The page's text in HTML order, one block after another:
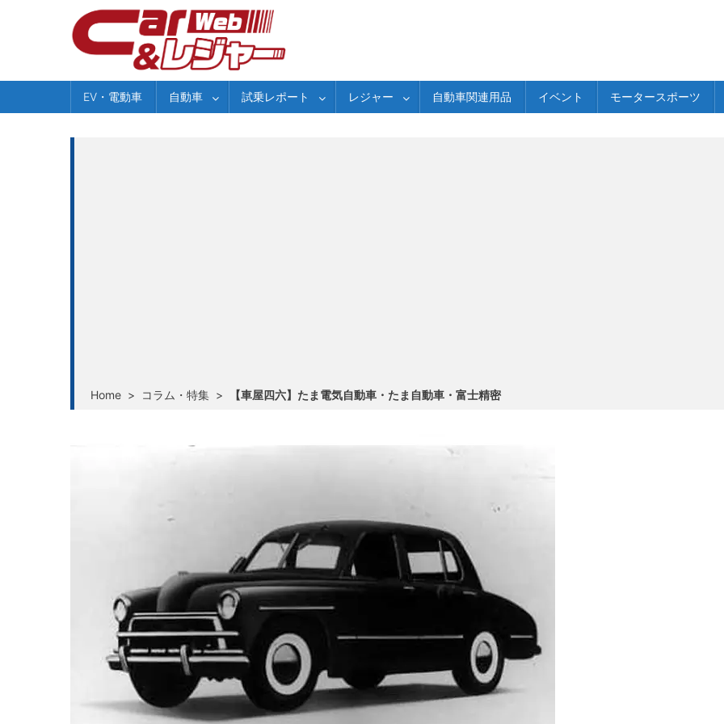
EV・電動車 自動車 試乗レポート レジャー 自動車関連用品 イベント モータースポーツ
Home > コラム・特集 > 【車屋四六】たま電気自動車・たま自動車・富士精密